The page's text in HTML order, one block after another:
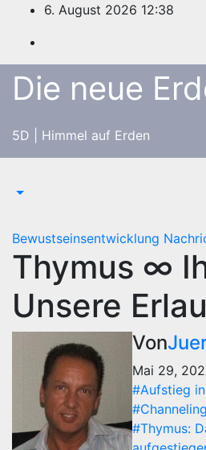
springen
6. August 2026 12:38
Die neue
5D | Himmel auf Erden
Bewustseinsentwicklung
Thymus ∞
Unsere
Von
Mai 29,
#Aufstieg
#Channeling
#Thymus: